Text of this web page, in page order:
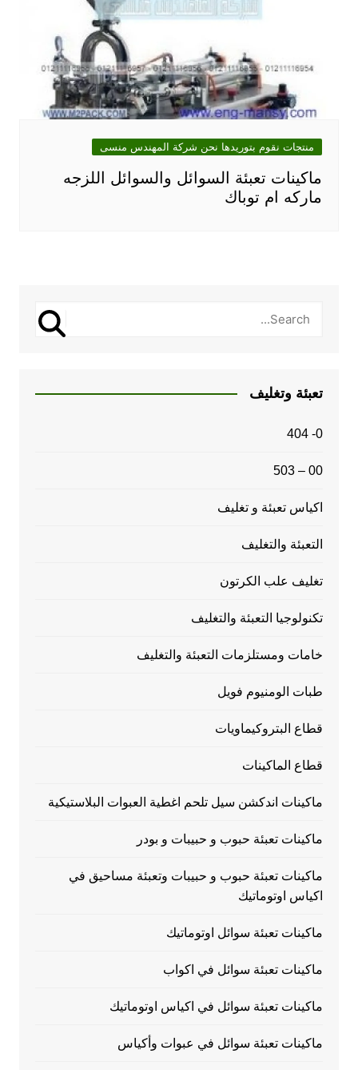
منتجات نقوم بتوريدها نحن شركة المهندس منسى
ماكينات تعبئة السوائل والسوائل اللزجه
ماركه ام توباك
تعبئة وتغليف
0- 404
00 – 503
اكياس تعبئة و تغليف
التعبئة والتغليف
تغليف علب الكرتون
تكنولوجيا التعبئة والتغليف
خامات ومستلزمات التعبئة والتغليف
طبات الومنيوم فويل
قطاع البتروكيماويات
قطاع الماكينات
ماكينات اندكشن سيل تلحم اغطية العبوات البلاستيكية
ماكينات تعبئة حبوب و حبيبات و بودر
ماكينات تعبئة حبوب و حبيبات وتعبئة مساحيق في
اكياس اوتوماتيك
ماكينات تعبئة سوائل اوتوماتيك
ماكينات تعبئة سوائل في اكواب
ماكينات تعبئة سوائل في اكياس اوتوماتيك
ماكينات تعبئة سوائل في عبوات وأكياس